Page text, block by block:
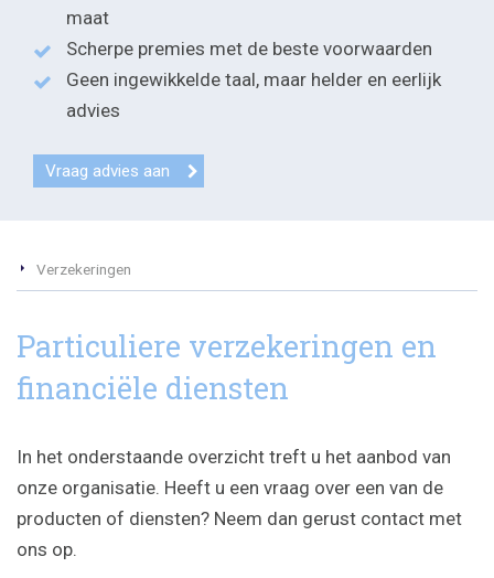
maat
Scherpe premies met de beste voorwaarden
Geen ingewikkelde taal, maar helder en eerlijk
advies
Vraag advies aan
Verzekeringen
Particuliere verzekeringen en
financiële diensten
In het onderstaande overzicht treft u het aanbod van
onze organisatie. Heeft u een vraag over een van de
producten of diensten? Neem dan gerust contact met
ons op.